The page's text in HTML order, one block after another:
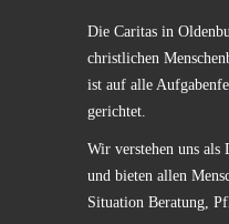
Die Caritas in
christlichen
ist auf alle
gerichtet.
Wir verstehen uns als
und bieten allen
Situation Beratung,